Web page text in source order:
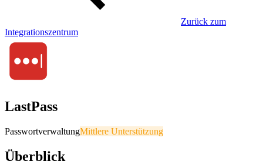
Zurück zum
Integrationszentrum
LastPass
PasswortverwaltungMittlere Unterstützung
Überblick